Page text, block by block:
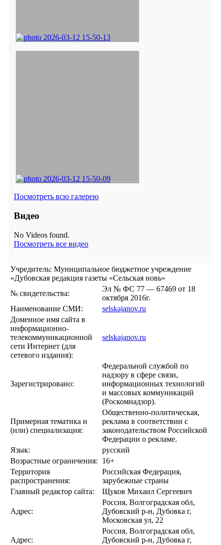
Посмотреть всю галерею
Видео
No Videos found.
Посмотреть все видео
Учредитель: Муниципальное бюджетное учреждение
«Дубовская редакция газеты «Сельская новь»
№ свидетельства:
Эл № ФС 77 — 67469 от 18
октября 2016г.
Наименование СМИ:
selskajanov.ru
Доменное имя сайта в
информационно-
телекоммуникационной
сети Интернет (для
сетевого издания):
selskajanov.ru
Зарегистрировано:
Федеральной службой по
надзору в сфере связи,
информационных технологий
и массовых коммуникаций
(Роскомнадзор).
Примерная тематика и
(или) специализация:
Общественно-политическая,
реклама в соответствии с
законодательством Российской
Федерации о рекламе.
Язык:
русский
Возрастные ограничения:
16+
Территория
распространения:
Российская Федерация,
зарубежные страны
Главный редактор сайта:
Щуков Михаил Сергеевич
Адрес:
Россия, Волгоградская обл,
Дубовский р-н, Дубовка г,
Московская ул, 22
Адрес:
Россия, Волгоградская обл,
Дубовский р-н, Дубовка г,